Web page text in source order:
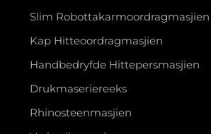
Slim Robottakarmoordragmasjien
Kap Hitteoordragmasjien
Handbedryfde Hittepersmasjien
Drukmaseriereeks
Rhinosteenmasjien